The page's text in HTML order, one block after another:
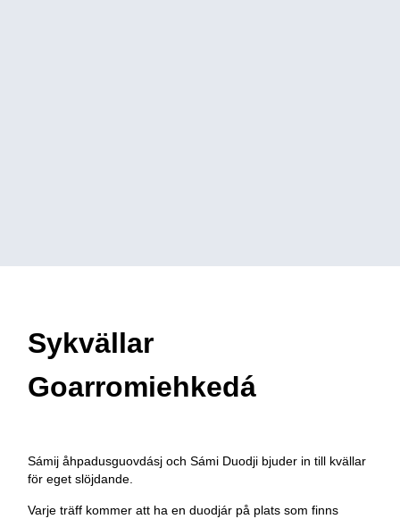
Sykvällar
Goarromiehkedá
Sámij åhpadusguovdásj och Sámi Duodji bjuder in till kvällar
för eget slöjdande.
Varje träff kommer att ha en duodjár på plats som finns